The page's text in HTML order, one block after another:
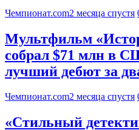
Чемпионат.com2 месяца спустя
Мультфильм
собрал $71 млн в
лучший дебют за
Чемпионат.com2 месяца спустя
«Стильный